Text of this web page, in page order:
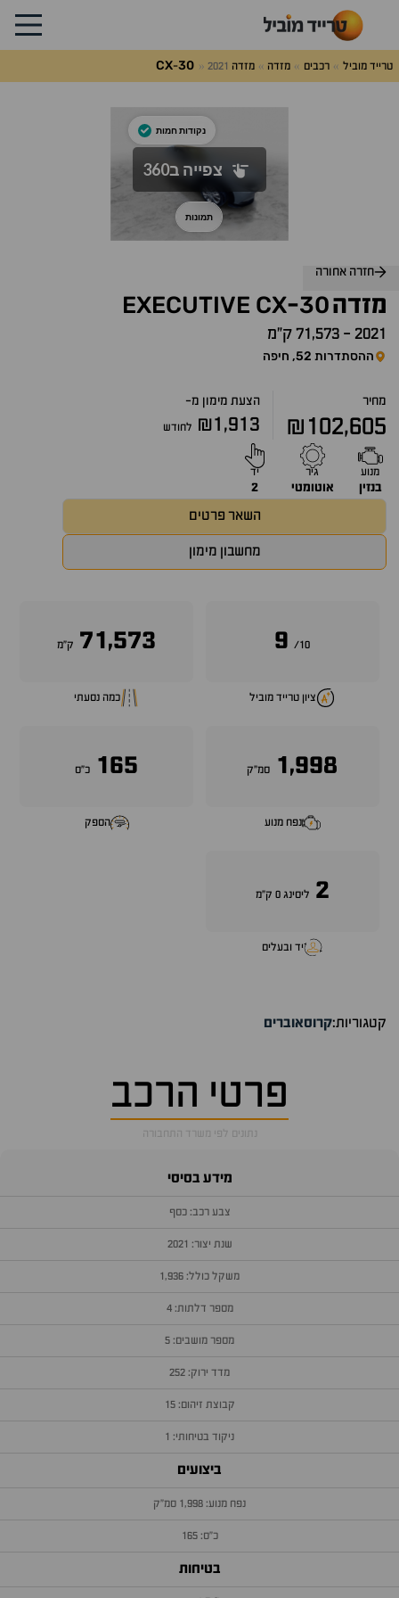
טרייד מוביל רכבים מזדה מזדה CX-30 2021
חזרה אחורה
מזדה CX-30
EXECUTIVE
2021
- 71,573 ק״מ
ההסתדרות 52, חיפה
מחיר
₪102,605
הצעת מימון מ-
₪1,913 לחודש
מנוע
בנזין
גיר
אוטומטי
יד
2
השאר פרטים
מחשבון מימון
10/
9
ציון טרייד מוביל
71,573 ק״מ
כמה נסעתי
1,998 סמ״ק
נפח מנוע
165 כ״ס
הספק
2 ליסינג 0 ק"מ
יד ובעלים
קטגוריות:קרוסאוברים
פרטי הרכב
נתונים לפי משרד התחבורה
מידע בסיסי
צבע רכב: כסף
שנת יצור: 2021
משקל כולל: 1,936
מספר דלתות: 4
מספר מושבים: 5
מדד ירוק: 252
קבוצת זיהום: 15
ניקוד בטיחותי: 1
ביצועים
נפח מנוע: 1,998 סמ״ק
כ״ס: 165
בטיחות